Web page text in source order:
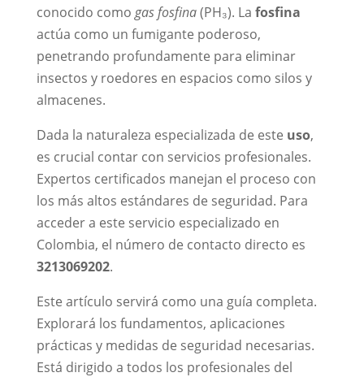
conocido como gas fosfina(PH₃). La fosfina
actúa como un fumigante poderoso,
penetrando profundamente para eliminar
insectos y roedores en espacios como silos y
almacenes.
Dada la naturaleza especializada de este uso,
es crucial contar con servicios profesionales.
Expertos certificados manejan el proceso con
los más altos estándares de seguridad. Para
acceder a este servicio especializado en
Colombia, el número de contacto directo es
3213069202.
Este artículo servirá como una guía completa.
Explorará los fundamentos, aplicaciones
prácticas y medidas de seguridad necesarias.
Está dirigido a todos los profesionales del